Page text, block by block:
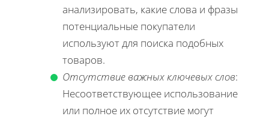
анализировать, какие слова и фразы
потенциальные покупатели
используют для поиска подобных
товаров.
Отсутствие важных ключевых слов:
Несоответствующее использование
или полное их отсутствие могут